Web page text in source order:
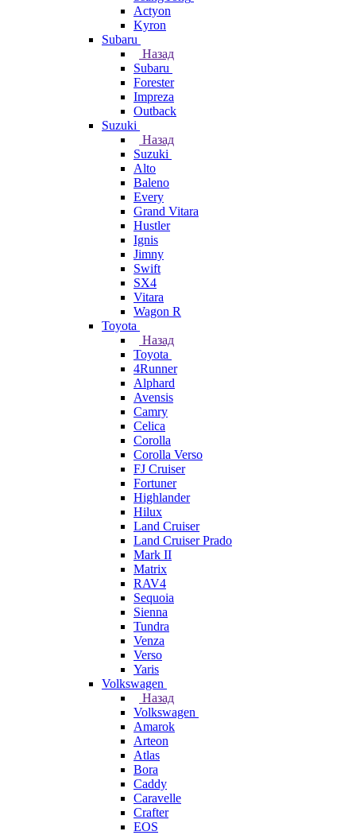
Actyon
Kyron
Subaru
Назад
Subaru
Forester
Impreza
Outback
Suzuki
Назад
Suzuki
Alto
Baleno
Every
Grand Vitara
Hustler
Ignis
Jimny
Swift
SX4
Vitara
Wagon R
Toyota
Назад
Toyota
4Runner
Alphard
Avensis
Camry
Celica
Corolla
Corolla Verso
FJ Cruiser
Fortuner
Highlander
Hilux
Land Cruiser
Land Cruiser Prado
Mark II
Matrix
RAV4
Sequoia
Sienna
Tundra
Venza
Verso
Yaris
Volkswagen
Назад
Volkswagen
Amarok
Arteon
Atlas
Bora
Caddy
Caravelle
Crafter
EOS